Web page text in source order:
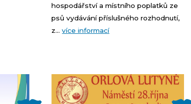
hospodářství a místního poplatků ze
psů vydávání příslušného rozhodnutí,
z...více informací